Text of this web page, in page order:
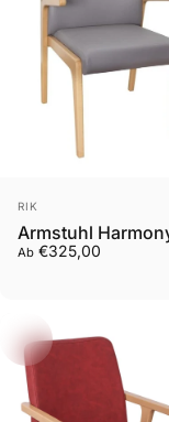
Anbieter:
RIK
Armstuhl
Ab €325,00